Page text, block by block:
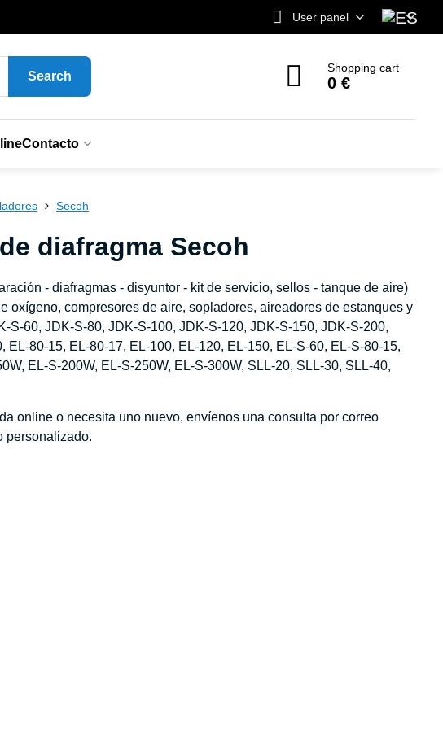
User panel
Search
Shopping cart
0 €
Contacto
Secoh
diafragma Secoh
- diafragmas - disyuntor - kit de servicio, sellos - tanque de aire)
oxígeno, compresores de aire, sopladores, aireadores de estanques y
60, JDK-S-80, JDK-S-100, JDK-S-120, JDK-S-150, JDK-S-200,
80-15, EL-80-17, EL-100, EL-120, EL-150, EL-S-60, EL-S-80-15,
EL-S-200W, EL-S-250W, EL-S-300W, SLL-20, SLL-30, SLL-40,
online o necesita uno nuevo, envíenos una consulta por correo
personalizado.